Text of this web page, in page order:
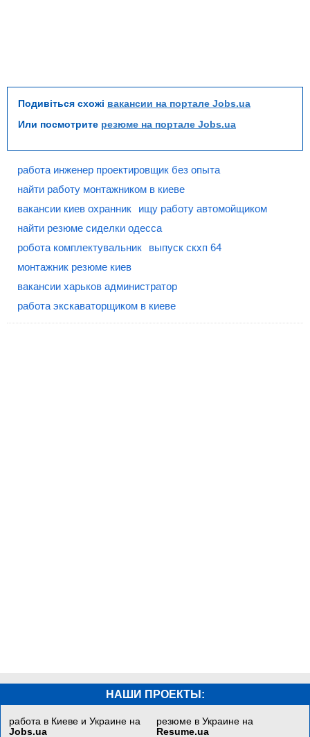
Подивіться схожі вакансии на портале Jobs.ua
Или посмотрите резюме на портале Jobs.ua
работа инженер проектировщик без опыта
найти работу монтажником в киеве
вакансии киев охранник
ищу работу автомойщиком
найти резюме сиделки одесса
робота комплектувальник
выпуск скхп 64
монтажник резюме киев
вакансии харьков администратор
работа экскаваторщиком в киеве
НАШИ ПРОЕКТЫ:
работа в Киеве и Украине на
Jobs.ua
резюме в Украине на
Resume.ua